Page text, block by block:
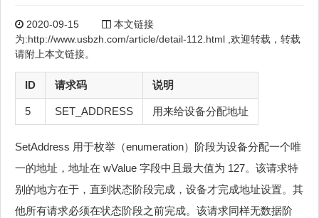
2020-09-15
本文链接
为:http://www.usbzh.com/article/detail-112.html ,欢迎转载，转载
请附上本文链接。
ID 请求码 说明
5 SET_ADDRESS 用来给设备分配地址
SetAddress 用于枚举（enumeration）阶段为设备分配一个唯
一的地址，地址在 wValue 字段中且最大值为 127。该请求特
别的地方在于，直到状态阶段完成，设备才完成地址设置。其
他所有请求必须在状态阶段之前完成。该请求同样无数据阶